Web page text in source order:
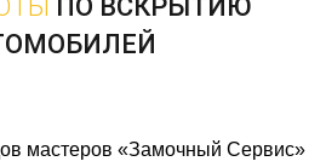
ПО ВСКРЫТИЮ
мастеров «Замочный Сервис»